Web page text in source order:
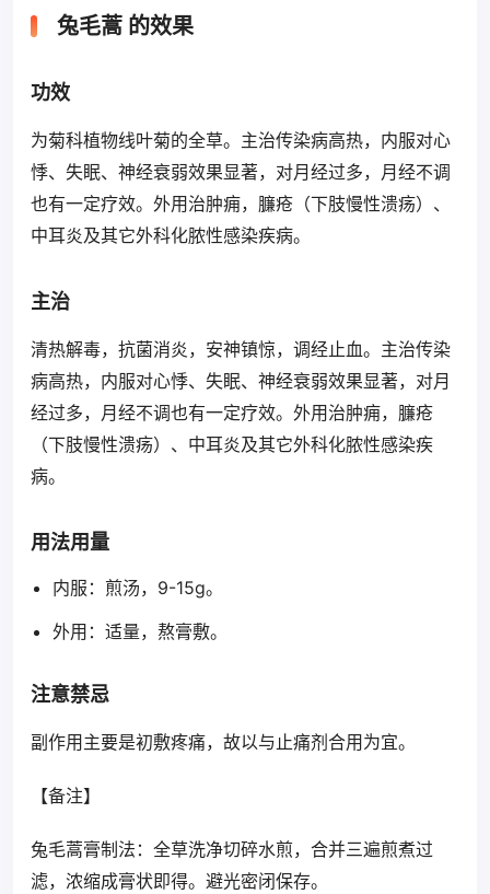
兔毛蒿 的效果
功效
为菊科植物线叶菊的全草。主治传染病高热，内服对心
悸、失眠、神经衰弱效果显著，对月经过多，月经不调
也有一定疗效。外用治肿痈，臁疮（下肢慢性溃疡）、
中耳炎及其它外科化脓性感染疾病。
主治
清热解毒，抗菌消炎，安神镇惊，调经止血。主治传染
病高热，内服对心悸、失眠、神经衰弱效果显著，对月
经过多，月经不调也有一定疗效。外用治肿痈，臁疮
（下肢慢性溃疡）、中耳炎及其它外科化脓性感染疾
病。
用法用量
内服：煎汤，9-15g。
外用：适量，熬膏敷。
注意禁忌
副作用主要是初敷疼痛，故以与止痛剂合用为宜。
【备注】
兔毛蒿膏制法：全草洗净切碎水煎，合并三遍煎煮过
滤，浓缩成膏状即得。避光密闭保存。